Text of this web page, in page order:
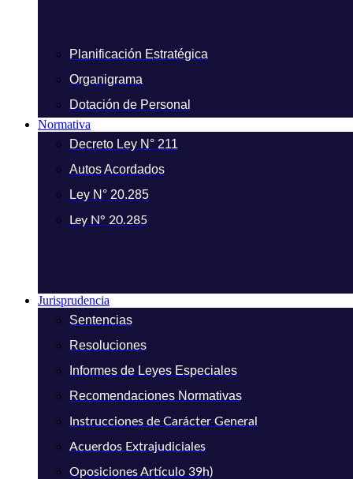
Planificación Estratégica
Organigrama
Dotación de Personal
Normativa
Decreto Ley N° 211
Autos Acordados
Ley N° 20.285
Ley N° 20.285
Jurisprudencia
Sentencias
Resoluciones
Informes de Leyes Especiales
Recomendaciones Normativas
Instrucciones de Carácter General
Acuerdos Extrajudiciales
Oposiciones Artículo 39h)